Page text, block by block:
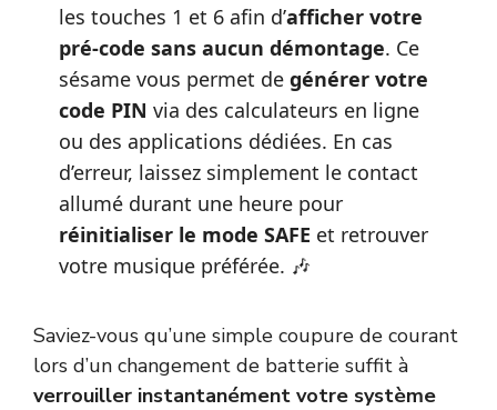
les touches 1 et 6 afin d’afficher votre
pré-code sans aucun démontage. Ce
sésame vous permet de générer votre
code PIN via des calculateurs en ligne
ou des applications dédiées. En cas
d’erreur, laissez simplement le contact
allumé durant une heure pour
réinitialiser le mode SAFE et retrouver
votre musique préférée. 🎶
Saviez-vous qu’une simple coupure de courant
lors d’un changement de batterie suffit à
verrouiller instantanément votre système